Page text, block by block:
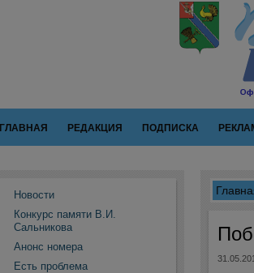
ГЛАВНАЯ РЕДАКЦИЯ ПОДПИСКА
Новости
Конкурс памяти В.И.
Сальникова
Анонс номера
Есть проблема